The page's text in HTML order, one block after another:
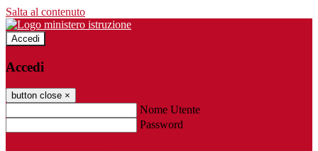
Salta al contenuto
Accedi
Accedi
button close ×
Nome Utente
Password